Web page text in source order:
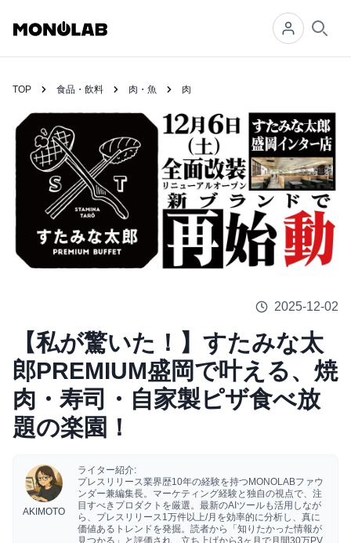
TOP 食品・飲料 肉・魚 肉
2025-12-02
【私が驚いた！】すたみな太
郎PREMIUM盛岡で叶える、焼
肉・寿司・自家製ピザ食べ放
題の楽園！
AKIMOTO
ライター紹介:
プレスリリース業界歴10年の経験を持つMONOLABファウ
ンダー兼編集長。マーケティング経験と独自の視点で、注
目すべきプロダクトを厳選。最新のAIツールも活用しなが
ら、プレスリリース1万件以上/月を効率的に分析し、真に
価値あるトレンドを発掘。読者から「知りたかった情報が
見つかる」と評価され、立ち上げから3ヶ月で月間30万PV